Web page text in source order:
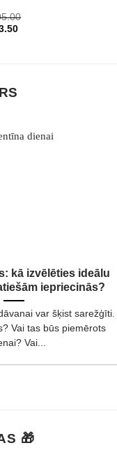
kā izvēlēties ideālu
iepriecinās?
var šķist sarežģīti.
Vai tas būs piemērots
Vai...
🎁